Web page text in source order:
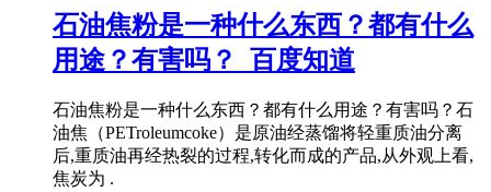
石油焦粉是一种什么东西？都有什么
用途？有害吗？_百度知道
石油焦粉是一种什么东西？都有什么用途？有害吗？石
油焦（PETroleumcoke）是原油经蒸馏将轻重质油分离
后,重质油再经热裂的过程,转化而成的产品,从外观上看,
焦炭为 .